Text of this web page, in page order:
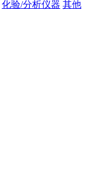
化验/分析仪器 其他